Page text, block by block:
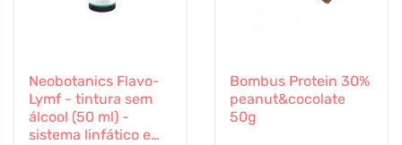
Neobotanics Flavo-
Lymf - tintura sem
álcool (50 ml) -
sistema linfático e
Bombus Protein 30%
peanut&cocolate
50g